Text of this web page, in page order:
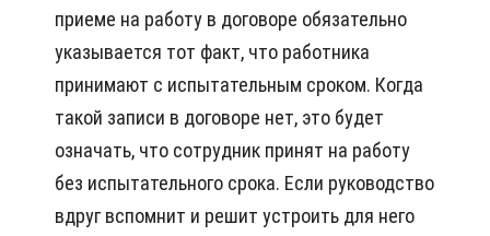
приеме на работу в договоре обязательно
указывается тот факт, что работника
принимают с испытательным сроком. Когда
такой записи в договоре нет, это будет
означать, что сотрудник принят на работу
без испытательного срока. Если руководство
вдруг вспомнит и решит устроить для него